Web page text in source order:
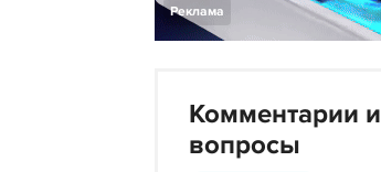
Реклама
Комментарии и
вопросы